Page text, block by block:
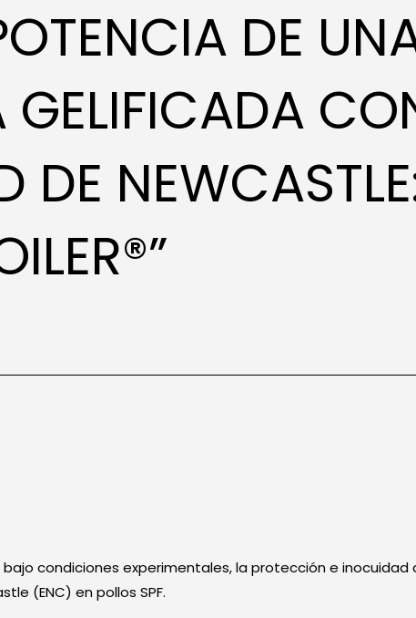
DE
DE
condiciones experimentales, la protección e
(ENC) en pollos SPF.